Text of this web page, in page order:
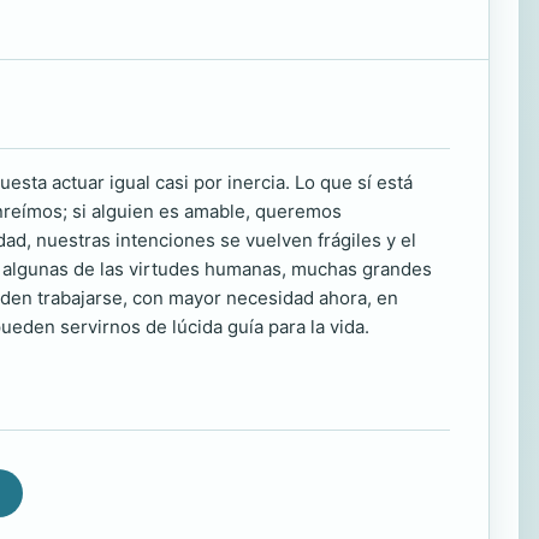
actuar igual casi por inercia. Lo que sí está
si alguien es amable, queremos
nuestras intenciones se vuelven frágiles y el
de las virtudes humanas, muchas grandes
trabajarse, con mayor necesidad ahora, en
servirnos de lúcida guía para la vida.